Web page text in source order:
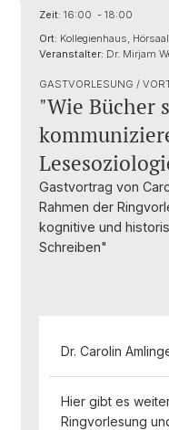
Zeit: 16:00 - 18:00
Ort: Kollegienhaus,
Veranstalter: Dr. Mirjam
GASTVORLESUNG /
"Wie Bücher
Gastvortrag von
Rahmen der
kognitive und
Schreiben"
Dr. Carolin
Hier gibt es
Ringvorlesung